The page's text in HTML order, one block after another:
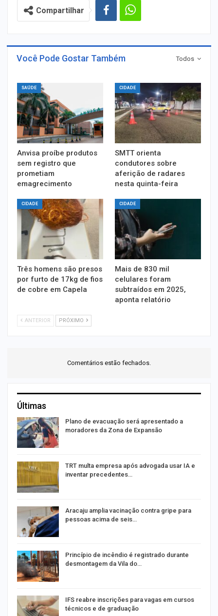
Compartilhar
Todos
Você Pode Gostar Também
SAÚDE
Anvisa proíbe produtos
sem registro que
prometiam
emagrecimento
CIDADE
SMTT orienta
condutores sobre
aferição de radares
nesta quinta-feira
CIDADE
Três homens são presos
por furto de 17kg de fios
de cobre em Capela
CIDADE
Mais de 830 mil
celulares foram
subtraídos em 2025,
aponta relatório
ANTERIOR PRÓXIMO
Comentários estão fechados.
Últimas
Plano de evacuação será apresentado a
moradores da Zona de Expansão
TRT multa empresa após advogada usar IA e
inventar precedentes…
Aracaju amplia vacinação contra gripe para
pessoas acima de seis…
Princípio de incêndio é registrado durante
desmontagem da Vila do…
IFS reabre inscrições para vagas em cursos
técnicos e de graduação